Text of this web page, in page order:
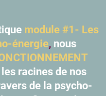
module #1- Les
énergie, nous
racines de nos
de la psycho-